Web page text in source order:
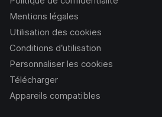
Mentions légales
Utilisation des cookies
Conditions d’utilisation
Personnaliser les cookies
Télécharger
Appareils compatibles